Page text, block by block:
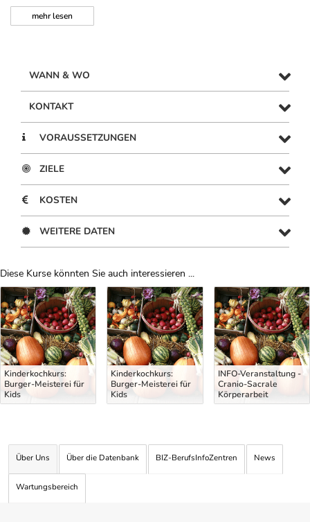
mehrlesen
WANN & WO
KONTAKT
VORAUSSETZUNGEN
ZIELE
KOSTEN
WEITERE DATEN
Diese Kurse könnten Sie auch interessieren ...
Uber Weiterbildungsvorschläge
Kinderkochkurs:
Burger-Meisterei für
Kids
Kinderkochkurs:
Burger-Meisterei für
Kids
INFO-Veranstaltung -
Cranio-Sacrale
Körperarbeit
Über Uns Über die Datenbank BIZ-BerufsInfoZentren News
Wartungsbereich